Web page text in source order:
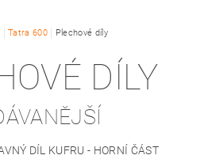
Tatra 600 Plechové díly
DÍLY
DÍL KUFRU - HORNÍ ČÁST